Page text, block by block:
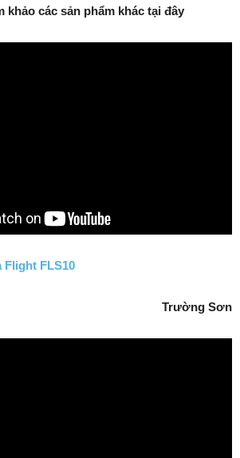
khảo các sản phẩm khác tại đây
Flight FLS10
Trường Sơn